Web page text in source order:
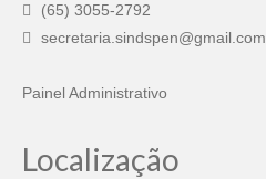
(65) 3055-2792
secretaria.sindspen@gmail.com
Painel Administrativo
Localização